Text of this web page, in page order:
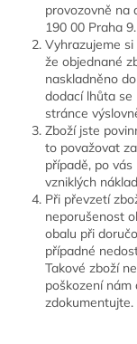
provozovně na
190 00 Praha 9.
Vyhrazujeme
že objednané
naskladněno
dodací lhůta
stránce
Zboží jste
to považovat
případě, po
vzniklých
Při převzetí
neporušenost
obalu při
případné
Takové zboží
poškození nám
zdokumentujte.